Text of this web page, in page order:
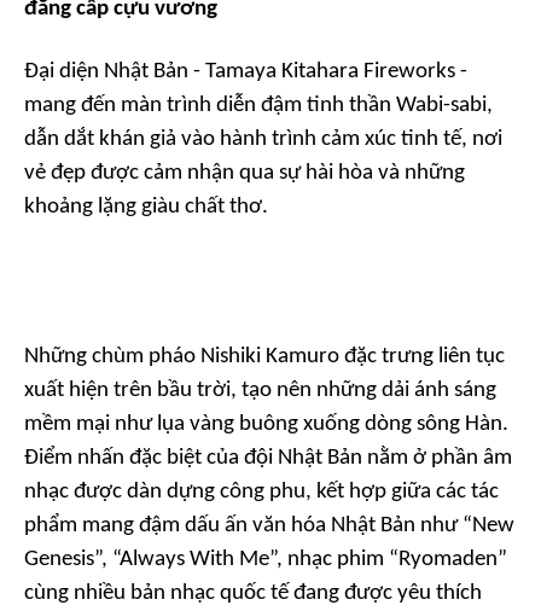
đẳng cấp cựu vương
Đại diện Nhật Bản - Tamaya Kitahara Fireworks -
mang đến màn trình diễn đậm tinh thần Wabi-sabi,
dẫn dắt khán giả vào hành trình cảm xúc tinh tế, nơi
vẻ đẹp được cảm nhận qua sự hài hòa và những
khoảng lặng giàu chất thơ.
Những chùm pháo Nishiki Kamuro đặc trưng liên tục
xuất hiện trên bầu trời, tạo nên những dải ánh sáng
mềm mại như lụa vàng buông xuống dòng sông Hàn.
Điểm nhấn đặc biệt của đội Nhật Bản nằm ở phần âm
nhạc được dàn dựng công phu, kết hợp giữa các tác
phẩm mang đậm dấu ấn văn hóa Nhật Bản như “New
Genesis”, “Always With Me”, nhạc phim “Ryomaden”
cùng nhiều bản nhạc quốc tế đang được yêu thích